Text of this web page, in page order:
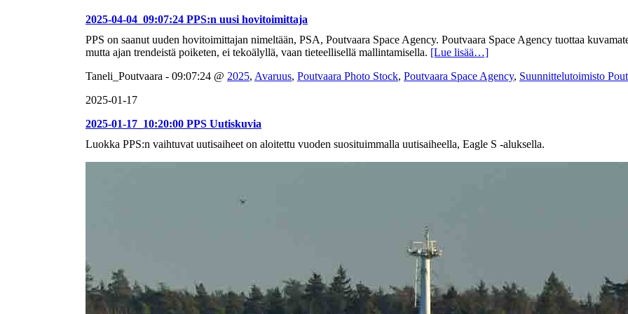
2025-04-04_09:07:24 PPS:n uusi hovitoimittaja
PPS on saanut uuden hovitoimittajan nimeltään, PSA, Poutvaara Space Agency. Poutvaara Space Agency tuottaa
mutta ajan trendeistä poiketen, ei tekoälyllä, vaan tieteellisellä mallintamisella. [Lue lisää…]
Taneli_Poutvaara - 09:07:24 @ 2025, Avaruus, Poutvaara Photo Stock, Poutvaara Space Agency, Suunnittelutoimisto
2025-01-17
2025-01-17_10:20:00 PPS Uutiskuvia
Luokka PPS:n vaihtuvat uutisaiheet on aloitettu vuoden suosituimmalla uutisaiheella, Eagle S -aluksella.